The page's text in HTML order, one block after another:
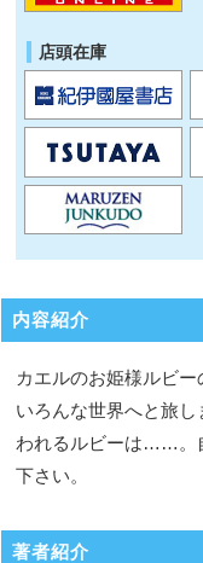
店頭在庫
内容紹介
カエルのお姫様ルビー
いろんな世界へと旅
われるルビーは……。
下さい。
著者紹介